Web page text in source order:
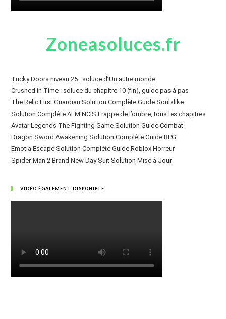
Zoneasoluces.fr
Tricky Doors niveau 25 : soluce d’Un autre monde
Crushed in Time : soluce du chapitre 10 (fin), guide pas à pas
The Relic First Guardian Solution Complète Guide Soulslike
Solution Complète AEM NCIS Frappe de l’ombre, tous les chapitres
Avatar Legends The Fighting Game Solution Guide Combat
Dragon Sword Awakening Solution Complète Guide RPG
Emotia Escape Solution Complète Guide Roblox Horreur
Spider-Man 2 Brand New Day Suit Solution Mise à Jour
VIDÉO ÉGALEMENT DISPONIBLE